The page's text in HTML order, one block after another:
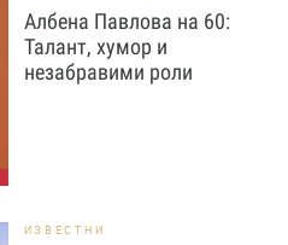
Албена Павлова на 60:
Талант, хумор и
незабравими роли
ИЗВЕСТНИ